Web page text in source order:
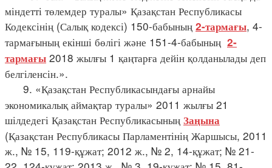
міндетті төлемдер туралы» Қазақстан Республикасы
Кодексінің (Салық кодексі) 150-бабының 2-тармағы, 4-
тармағының екінші бөлігі және 151-4-бабының 2-
тармағы 2018 жылғы 1 қаңтарға дейін қолданылады деп
белгіленсін.».
9. «Қазақстан Республикасындағы арнайы
экономикалық аймақтар туралы» 2011 жылғы 21
шілдедегі Қазақстан Республикасының Заңына
(Қазақстан Республикасы Парламентінің Жаршысы, 2011
ж., № 15, 119-құжат; 2012 ж., № 2, 14-құжат; № 21-